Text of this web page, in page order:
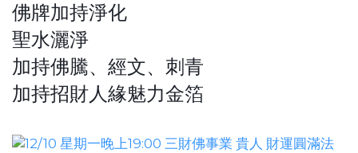
佛牌加持淨化
聖水灑淨
加持佛騰、經文、刺青
加持招財人緣魅力金箔